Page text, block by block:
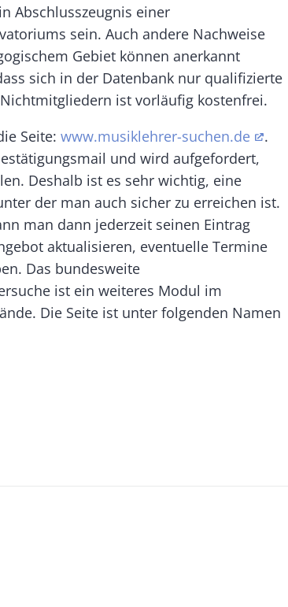
Abschlusszeugnis einer
sein. Auch andere Nachweise
Gebiet können anerkannt
sich in der Datenbank nur qualifizierte
ist vorläufig kostenfrei.
Seite: www.musiklehrer-suchen.de
.
und wird aufgefordert,
Deshalb ist es sehr wichtig, eine
der man auch sicher zu erreichen ist.
man dann jederzeit seinen Eintrag
aktualisieren, eventuelle Termine
Das bundesweite
ist ein weiteres Modul im
Die Seite ist unter folgenden Namen